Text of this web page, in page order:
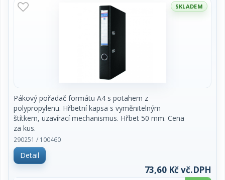
SKLADEM
Pákový pořadač formátu A4 s potahem z
polypropylenu. Hřbetní kapsa s vyměnitelným
štítkem, uzavírací mechanismus. Hřbet 50 mm. Cena
za kus.
290251 / 100460
Detail
73,60 Kč vč.DPH